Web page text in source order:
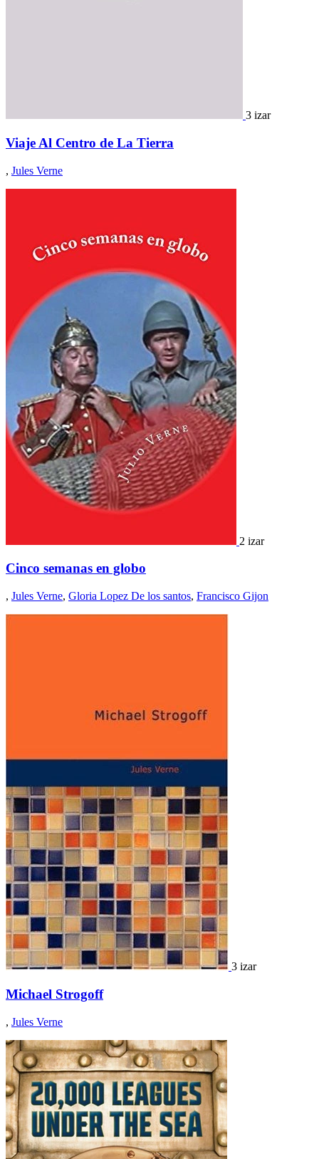
3 izar
Viaje Al Centro de La Tierra
, Jules Verne
2 izar
Cinco semanas en globo
, Jules Verne, Gloria Lopez De los santos, Francisco Gijon
3 izar
Michael Strogoff
, Jules Verne